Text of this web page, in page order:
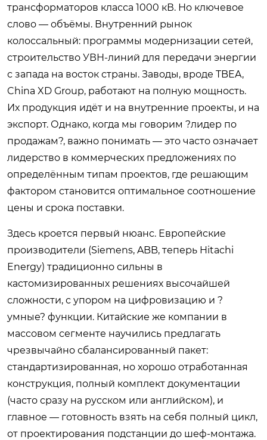
трансформаторов класса 1000 кВ. Но ключевое
слово — объёмы. Внутренний рынок
колоссальный: программы модернизации сетей,
строительство УВН-линий для передачи энергии
с запада на восток страны. Заводы, вроде TBEA,
China XD Group, работают на полную мощность.
Их продукция идёт и на внутренние проекты, и на
экспорт. Однако, когда мы говорим ?лидер по
продажам?, важно понимать — это часто означает
лидерство в коммерческих предложениях по
определённым типам проектов, где решающим
фактором становится оптимальное соотношение
цены и срока поставки.
Здесь кроется первый нюанс. Европейские
производители (Siemens, ABB, теперь Hitachi
Energy) традиционно сильны в
кастомизированных решениях высочайшей
сложности, с упором на цифровизацию и ?
умные? функции. Китайские же компании в
массовом сегменте научились предлагать
чрезвычайно сбалансированный пакет:
стандартизированная, но хорошо отработанная
конструкция, полный комплект документации
(часто сразу на русском или английском), и
главное — готовность взять на себя полный цикл,
от проектирования подстанции до шеф-монтажа.